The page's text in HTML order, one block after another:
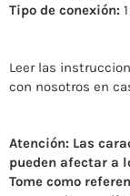
Tipo de conexión:
Leer las
con nosotros en
Atención: Las
pueden afectar a
Tome como